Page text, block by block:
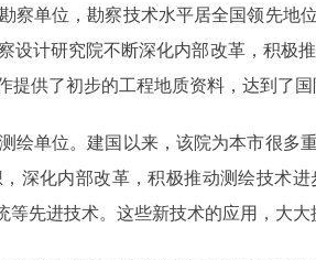
单位，勘察技术水平居全国领先地
设计研究院不断深化内部改革，积极
供了初步的工程地质资料，达到了国
单位。建国以来，该院为本市很多
深化内部改革，积极推动测绘技术
等先进技术。这些新技术的应用，大